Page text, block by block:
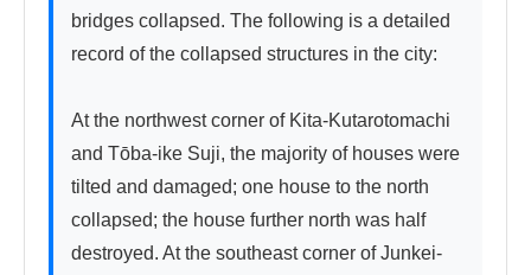
bridges collapsed. The following is a detailed
record of the collapsed structures in the city:
At the northwest corner of Kita-Kutarotomachi
and Tōba-ike Suji, the majority of houses were
tilted and damaged; one house to the north
collapsed; the house further north was half
destroyed. At the southeast corner of Junkei-